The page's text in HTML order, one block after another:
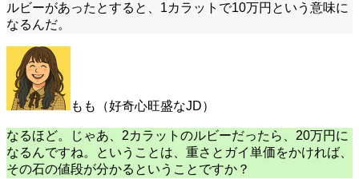
ルビーがあったとすると、1カラットで10万円という意味に
なるんだ。
もも（好奇心旺盛なJD）
なるほど。じゃあ、2カラットのルビーだったら、20万円に
なるんですね。ということは、重さとガイ単価をかければ、
その石の値段が分かるということですか？